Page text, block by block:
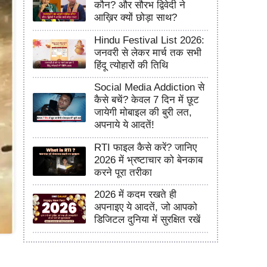
कौन? और सौरभ द्विवेदी ने
आख़िर क्यों छोड़ा साथ?
Hindu Festival List 2026:
जनवरी से लेकर मार्च तक सभी
हिंदू त्योहारों की तिथि
Social Media Addiction से
कैसे बचें? केवल 7 दिन में छूट
जायेगी मोबाइल की बुरी लत,
अपनाये ये आदतें!
RTI फाइल कैसे करें? जानिए
2026 में भ्रष्टाचार को बेनकाब
करने पूरा तरीका
2026 में कदम रखते ही
अपनाइए ये आदतें, जो आपको
डिजिटल दुनिया में सुरक्षित रखें